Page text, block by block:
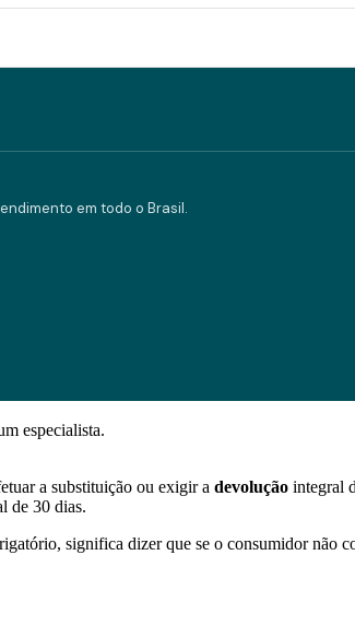
em todo o Brasil.
especialista.
a substituição ou exigir a devolução integral
de 30 dias.
significa dizer que se o consumidor não